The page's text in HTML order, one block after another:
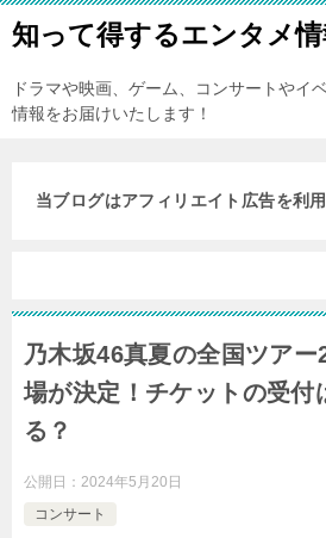
知って得するエンタメ
ドラマや映画、ゲーム、コンサートやイ
情報をお届けいたします！
当ブログはアフィリエイト広告を利
乃木坂46真夏の全国ツア
場が決定！チケットの受付
る？
公開日： 2024年5月20日
コンサート